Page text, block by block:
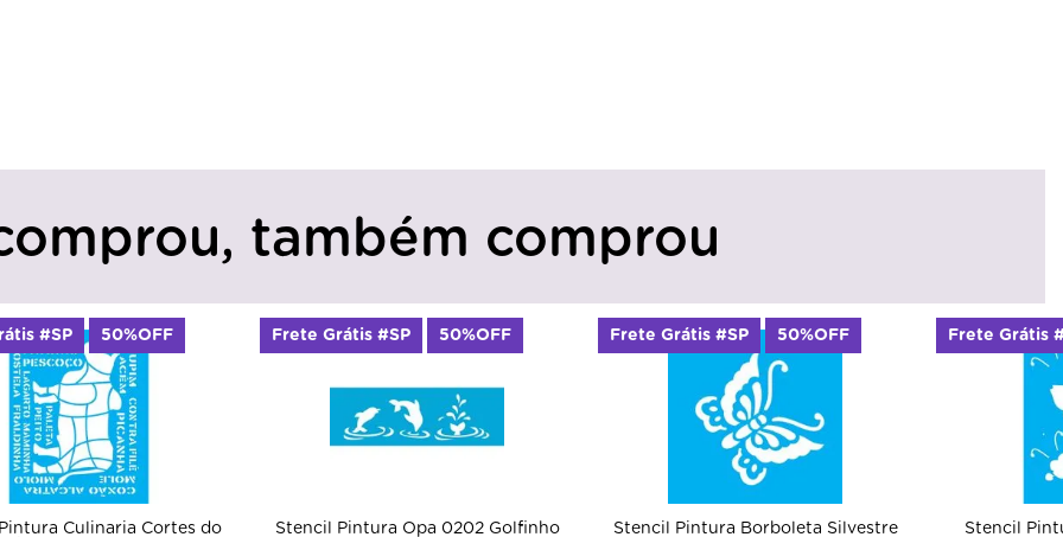
também comprou
do
Stencil Pintura Opa 0202 Golfinho
Frete Grátis #SP 50%OFF
Stencil Pintura Borboleta Silvestre
Frete Grátis #SP 50%OFF
Stencil Pintura Country Abelha
Frete Grátis #SP 50%OFF